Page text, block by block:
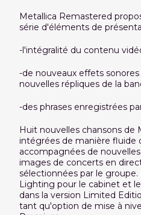
Metallica Remastered
série d'éléments de
-l'intégralité du contenu
-de nouveaux effets
nouvelles répliques de la
-des phrases enregistrées
Huit nouvelles chansons de
intégrées de manière fluide
accompagnées de
images de concerts en
sélectionnées par le
Lighting pour le cabinet et
dans la version Limited
tant qu'option de mise à